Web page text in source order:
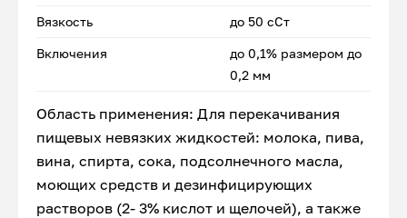
Вязкость до 50 сСт
Включения
до 0,1% размером до
0,2 мм
Область применения: Для перекачивания
пищевых невязких жидкостей: молока, пива,
вина, спирта, сока, подсолнечного масла,
моющих средств и дезинфицирующих
растворов (2- 3% кислот и щелочей), а также